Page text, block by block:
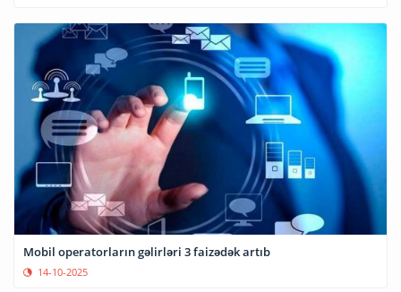
Mobil operatorların gəlirləri 3 faizədək artıb
14-10-2025